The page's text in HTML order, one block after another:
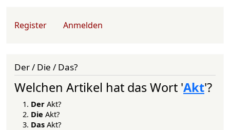
User account menu
Register Anmelden
Der / Die / Das?
Welchen Artikel hat das Wort 'Akt'?
Der Akt?
Die Akt?
Das Akt?